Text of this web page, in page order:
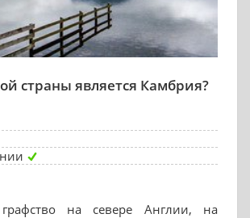
страны является Камбрия?
на севере Англии, на